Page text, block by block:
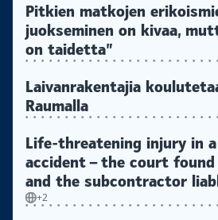
Pitkien matkojen
juokseminen on kivaa,
on taidetta”
Laivanrakentajia
Raumalla
Life-threatening injury in
accident – the court
and the subcontractor
+2